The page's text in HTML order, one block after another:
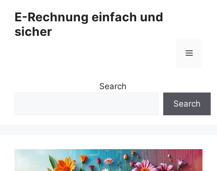
Inhalt
springen
E-Rechnung einfach und
sicher
Menü
Search
Search